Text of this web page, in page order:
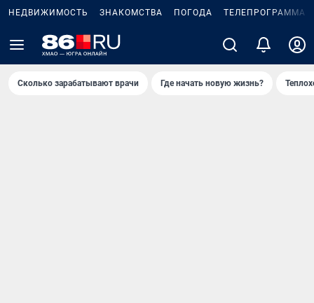
НЕДВИЖИМОСТЬ ЗНАКОМСТВА ПОГОДА ТЕЛЕПРОГРАММА
Сколько зарабатывают врачи Где начать новую жизнь?